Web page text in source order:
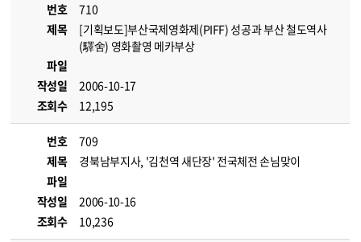
번호
710
제목
[기획보도]부산국제영화제(PIFF) 성공과 부산 철도역사
(驛舍) 영화촬영 메카부상
파일
작성일
2006-10-17
조회수
12,195
번호
709
제목
경북남부지사, '김천역 새단장' 전국체전 손님맞이
파일
작성일
2006-10-16
조회수
10,236